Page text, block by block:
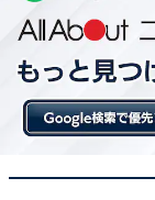
る圧倒的な湯量
やホタテ、近隣
なく提供する宿
す。温泉街での